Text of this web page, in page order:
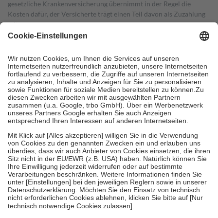
gesetzliche Krankenversicherung übernimmt in der Regel die
Kosten dafür, der Versicherte trägt einen Teil davon als Zuzahlung
mit.
Grundsätzlich leisten Mitglieder Zuzahlungen in Höhe von zehn
höchstens zehn Euro.
Es sind jedoch nie mehr als die tatsächlichen
Kosten der Leistung zu entrichten.
Diese Regeln gelten grundsätzlich auch für Online-Apotheken.
Bei Heilmitteln und häuslicher Krankenpflege beträgt die
Zuzahlung zehn Prozent der Kosten sowie zehn Euro je
Verordnung.
Um das Engagement der Versicherten für ihre eigene Gesundheit zu
stärken und die besondere Stellung der Familie zu unterstützen,
fallenkeine Zuzahlungenan bei:
• Kindern und Jugendlichen bis zum vollendeten 18. Lebensjahr
mit Ausnahme der Fahrkosten
• Untersuchungen zur Vorsorge und Früherkennung, die von der
GKV getragen werden
• empfohlenen Schutzimpfungen
• Harn- und Blutteststreifen